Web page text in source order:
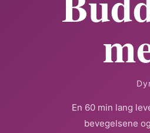
En 60 min lang
bevegelsene